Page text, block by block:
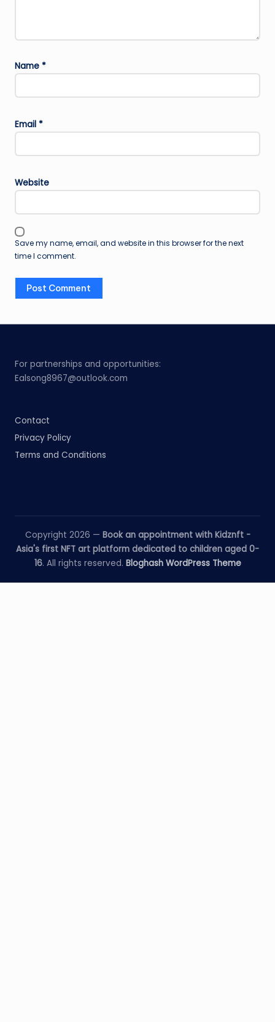
Name *
Email *
Website
Save my name, email, and website in this browser for the next
time I comment.
For partnerships and opportunities:
Ealsong8967@outlook.com
Contact
Privacy Policy
Terms and Conditions
Copyright 2026 — Book an appointment with Kidznft -
Asia's first NFT art platform dedicated to children aged 0-
16. All rights reserved. Bloghash WordPress Theme